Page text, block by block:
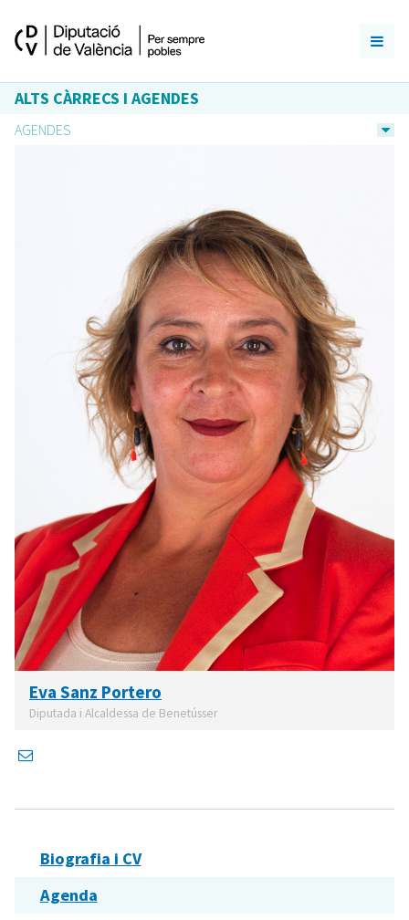
ALTS CÀRRECS I AGENDES
AGENDES
Eva Sanz Portero
Diputada i Alcaldessa de Benetússer
Biografia i CV
Agenda